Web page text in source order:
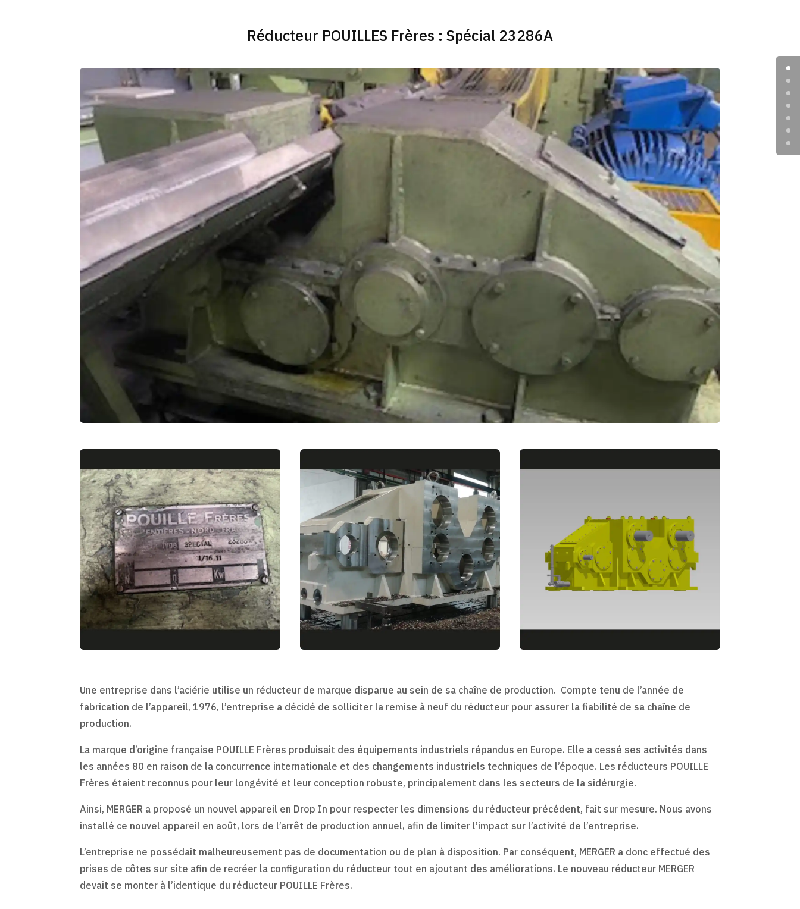
Réducteur POUILLES Frères : Spécial 23286A
Une entreprise dans l’aciérie utilise un réducteur de marque disparue au sein de sa chaîne de production. Compte tenu de l’année de
fabrication de l’appareil, 1976, l’entreprise a décidé de solliciter la remise à neuf du réducteur pour assurer la fiabilité de sa chaîne de
production.
La marque d’origine française POUILLE Frères produisait des équipements industriels répandus en Europe. Elle a cessé ses activités dans
les années 80 en raison de la concurrence internationale et des changements industriels techniques de l’époque. Les réducteurs POUILLE
Frères étaient reconnus pour leur longévité et leur conception robuste, principalement dans les secteurs de la sidérurgie.
Ainsi, MERGER a proposé un nouvel appareil en Drop In pour respecter les dimensions du réducteur précédent, fait sur mesure. Nous avons
installé ce nouvel appareil en août, lors de l’arrêt de production annuel, afin de limiter l’impact sur l’activité de l’entreprise.
L’entreprise ne possédait malheureusement pas de documentation ou de plan à disposition. Par conséquent, MERGER a donc effectué des
prises de côtes sur site afin de recréer la configuration du réducteur tout en ajoutant des améliorations. Le nouveau réducteur MERGER
devait se monter à l’identique du réducteur POUILLE Frères.